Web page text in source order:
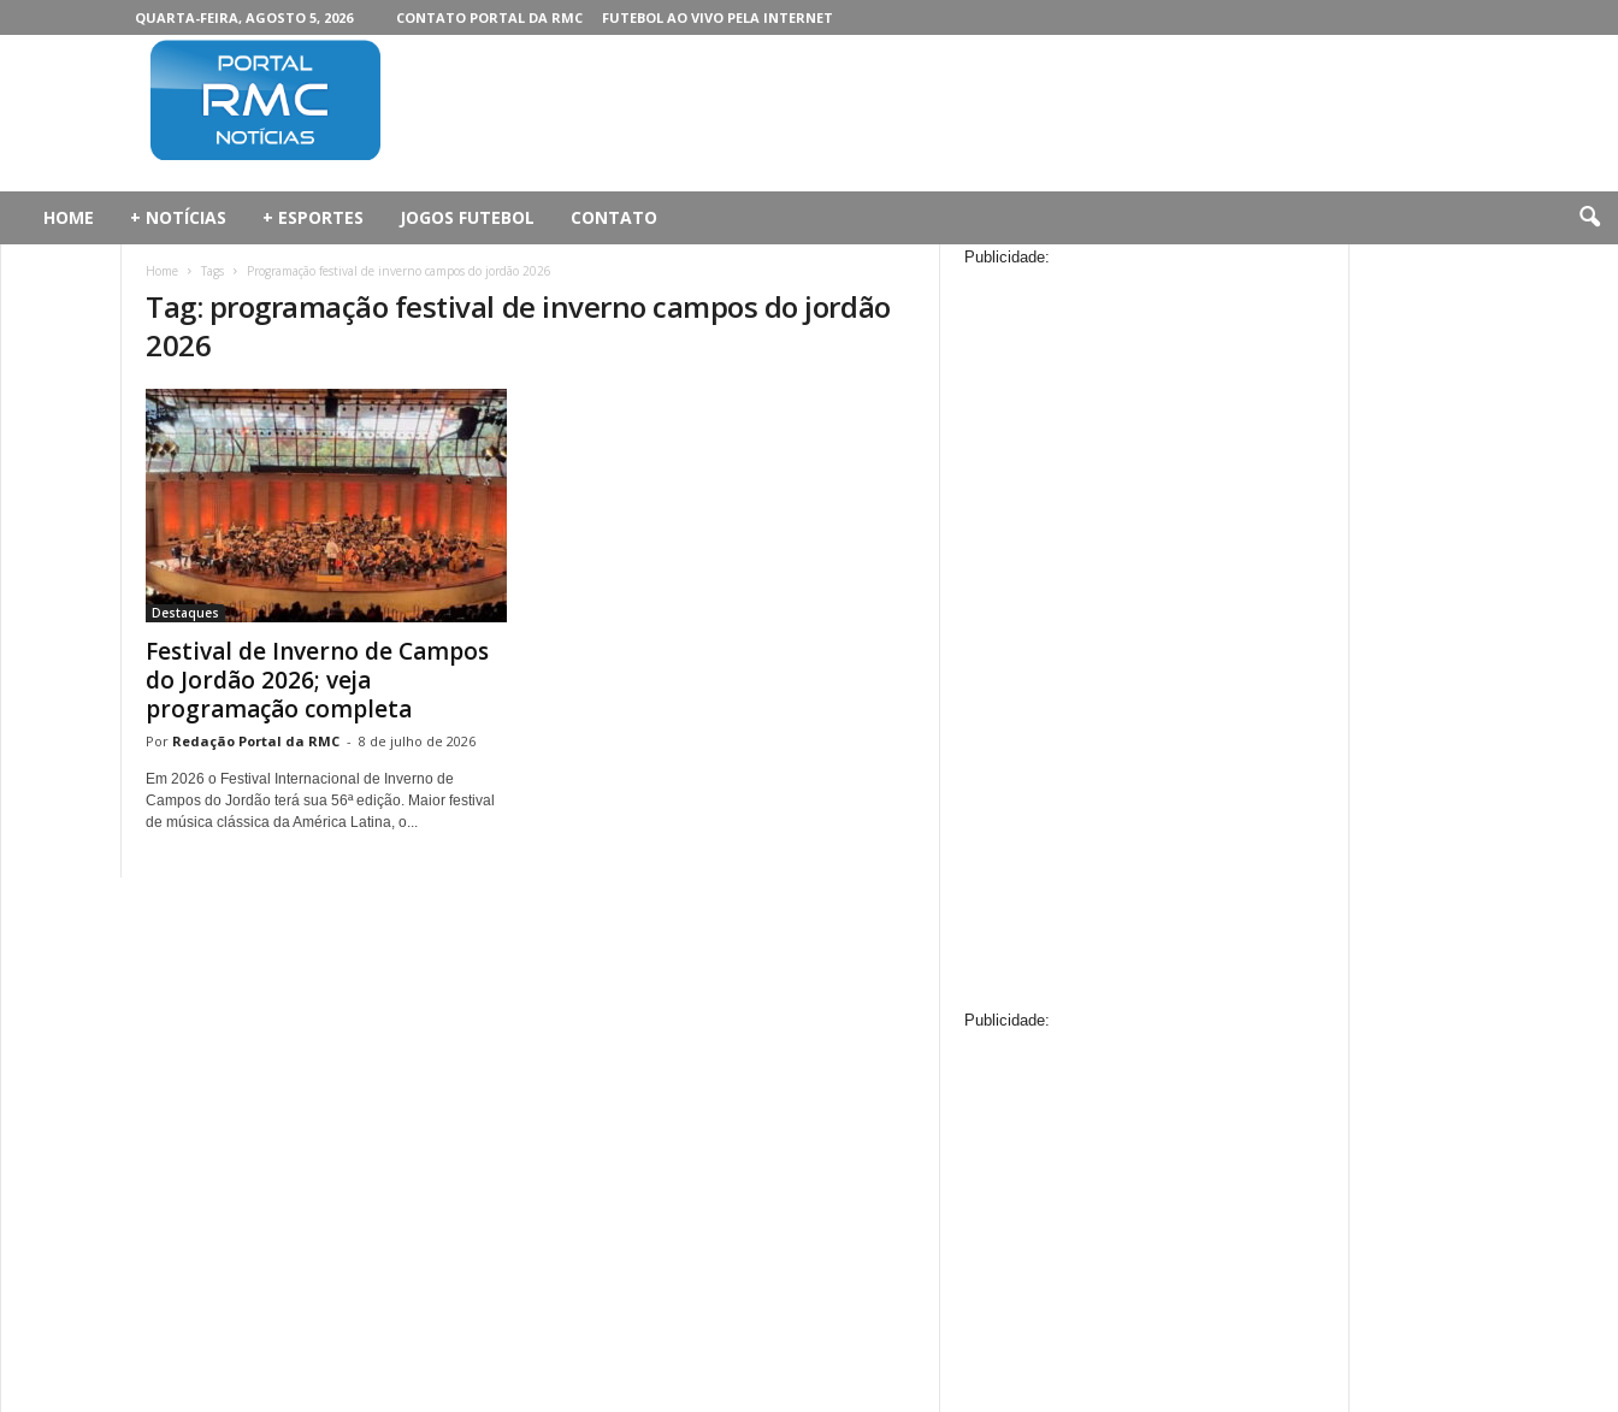
QUARTA-FEIRA, AGOSTO 5, 2026 CONTATO PORTAL DA RMC FUTEBOL AO VIVO PELA INTERNET
HOME + NOTÍCIAS + ESPORTES JOGOS FUTEBOL CONTATO
Home Tags Programação festival de inverno campos do jordão 2026
Tag: programação festival de inverno campos do jordão
2026
Destaques
Festival de Inverno de Campos
do Jordão 2026; veja
programação completa
Redação Portal da RMC - 8 de julho de 2026
Em 2026 o Festival Internacional de Inverno de
Campos do Jordão terá sua 56ª edição. Maior festival
de música clássica da América Latina, o...
Publicidade:
Publicidade: